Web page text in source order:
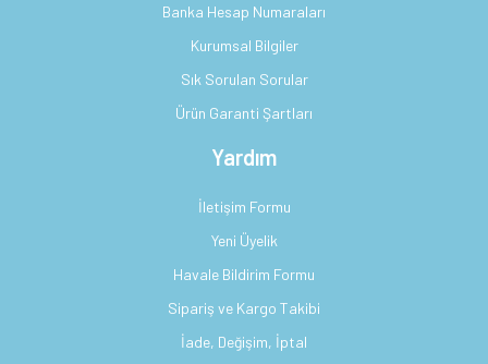
Banka Hesap Numaraları
Kurumsal Bilgiler
Sık Sorulan Sorular
Ürün Garanti Şartları
Yardım
İletişim Formu
Yeni Üyelik
Havale Bildirim Formu
Sipariş ve Kargo Takibi
İade, Değişim, İptal